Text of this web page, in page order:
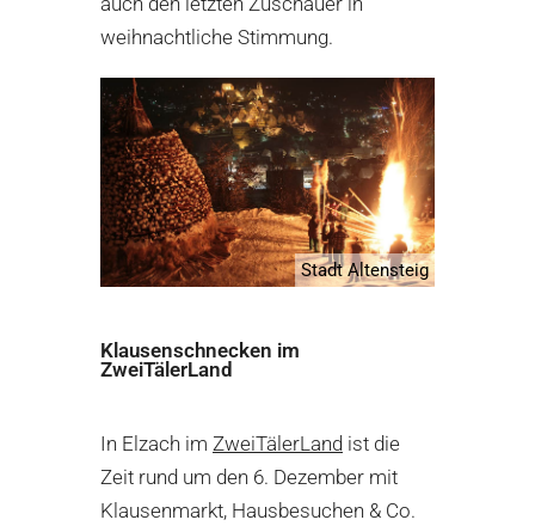
weihnachtliche Stimmung.
Stadt Altensteig
Klausenschnecken im
ZweiTälerLand
In Elzach im ZweiTälerLand ist die
Zeit rund um den 6. Dezember mit
Klausenmarkt, Hausbesuchen & Co.